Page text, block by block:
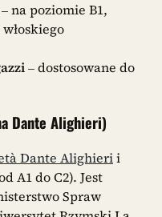
– na poziomie B1,
– dostosowane do
Dante Alighieri)
Dante Alighierii
A1 do C2). Jest
Spraw